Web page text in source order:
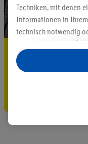
5.95 €
Jetzt
Techniken, mit denen
Informationen in
technisch notwendig
auch durch Partner (u.a.
Verantwortliche; im
insgesamt
Statistik-Erstellung
Datenverarbeitungen